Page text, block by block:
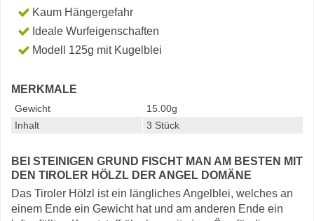
Kaum Hängergefahr
Ideale Wurfeigenschaften
Modell 125g mit Kugelblei
MERKMALE
Gewicht
15.00g
Inhalt
3 Stück
BEI STEINIGEN GRUND FISCHT MAN AM BESTEN MIT
DEN TIROLER HÖLZL DER ANGEL DOMÄNE
Das Tiroler Hölzl ist ein längliches Angelblei, welches an
einem Ende ein Gewicht hat und am anderen Ende ein